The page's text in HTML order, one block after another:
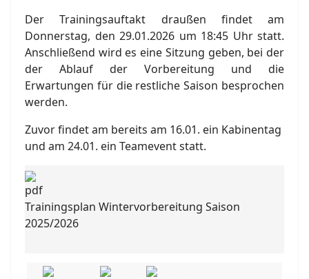
Der Trainingsauftakt draußen findet am
Donnerstag, den 29.01.2026 um 18:45 Uhr statt.
Anschließend wird es eine Sitzung geben, bei der
der Ablauf der Vorbereitung und die
Erwartungen für die restliche Saison besprochen
werden.
Zuvor findet am bereits am 16.01. ein Kabinentag
und am 24.01. ein Teamevent statt.
Trainingsplan Wintervorbereitung Saison
2025/2026